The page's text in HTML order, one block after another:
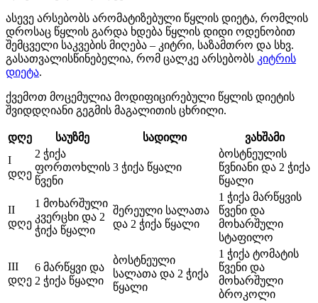
ასევე არსებობს არომატიზებული წყლის დიეტა, რომლის
დროსაც წყლის გარდა ხდება წყლის დიდი ოდენობით
შემცველი საკვების მიღება – კიტრი, საზამთრო და სხვ.
გასათვალისწინებელია, რომ ცალკე არსებობს კიტრის
დიეტა.
ქვემოთ მოცემულია მოდიფიცირებული წყლის დიეტის
შვიდდღიანი გეგმის მაგალითის ცხრილი.
დღე საუზმე სადილი
ვახშამი
I
დღე
2 ჭიქა
ფორთოხლის
წვენი
3 ჭიქა წყალი
ბოსტნეულის
წვნიანი და 2 ჭიქა
წყალი
II
დღე
1 მოხარშული
კვერცხი და 2
ჭიქა წყალი
შერეული სალათა
და 2 ჭიქა წყალი
1 ჭიქა მარწყვის
წვენი და
მოხარშული
სტაფილო
III
დღე
6 მარწყვი და
2 ჭიქა წყალი
ბოსტნეული
სალათა და 2 ჭიქა
წყალი
1 ჭიქა ტომატის
წვენი და
მოხარშული
ბროკოლი